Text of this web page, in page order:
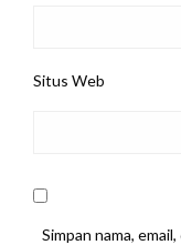
Situs Web
Simpan nama,